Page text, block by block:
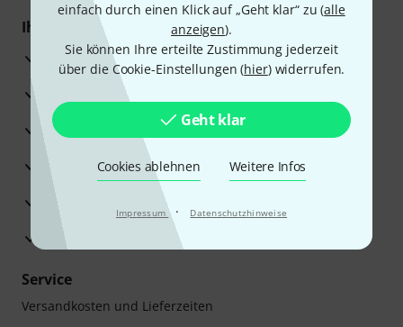
einfach durch einen Klick auf „Geht klar“ zu (alle
anzeigen).
Sie können Ihre erteilte Zustimmung jederzeit
über die Cookie-Einstellungen (hier) widerrufen.
Geht klar
Cookies ablehnen Weitere Infos
Impressum · Datenschutzhinweise
Ihre Vorteile
3 Jahre Thomann Garantie
30 Tage Money-Back-Garantie
Reparaturservice
Beratung durch Fachexperten
Zufriedenheitsgarantie
Europas größtes Versandlager
Service
Versandkosten und Lieferzeiten